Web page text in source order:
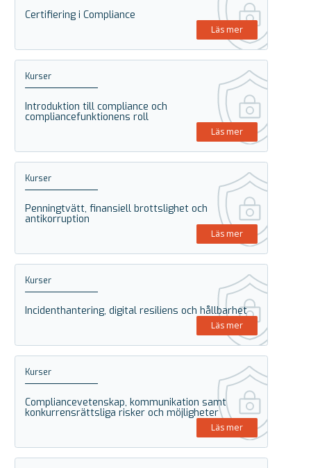
Certifiering i Compliance
Läs mer
Kurser
Introduktion till compliance och
compliancefunktionens roll
Läs mer
Kurser
Penningtvätt, finansiell brottslighet och
antikorruption
Läs mer
Kurser
Incidenthantering, digital resiliens och hållbarhet
Läs mer
Kurser
Compliancevetenskap, kommunikation samt
konkurrensrättsliga risker och möjligheter
Läs mer